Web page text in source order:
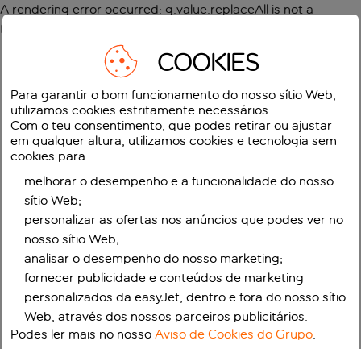
A rendering error occurred: g.value.replaceAll is not a
function
COOKIES
Para garantir o bom funcionamento do nosso sítio Web,
utilizamos cookies estritamente necessários.
Com o teu consentimento, que podes retirar ou ajustar
em qualquer altura, utilizamos cookies e tecnologia sem
cookies para:
melhorar o desempenho e a funcionalidade do nosso
sítio Web;
personalizar as ofertas nos anúncios que podes ver no
nosso sítio Web;
analisar o desempenho do nosso marketing;
fornecer publicidade e conteúdos de marketing
personalizados da easyJet, dentro e fora do nosso sítio
Web, através dos nossos parceiros publicitários.
Podes ler mais no nossoAviso de Cookies do Grupo.